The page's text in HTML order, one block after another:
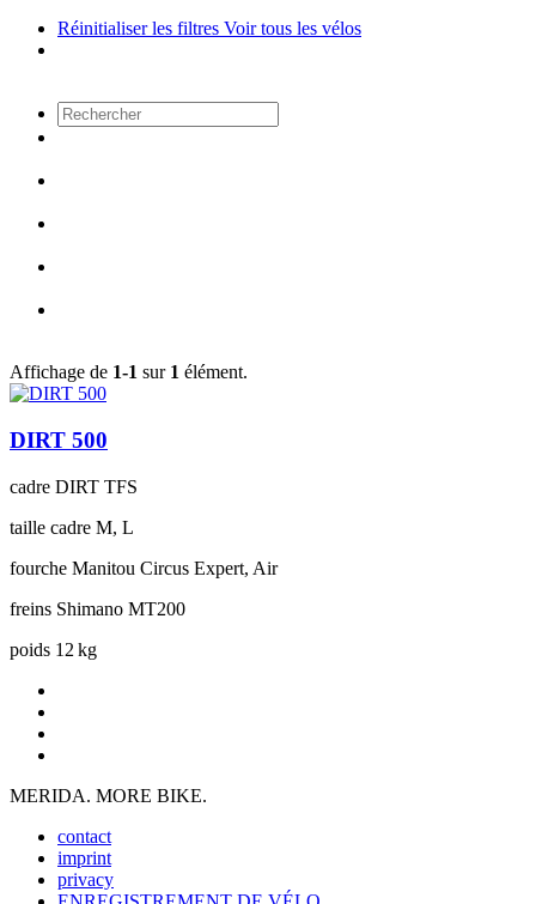
Réinitialiser les filtres Voir tous les vélos
Affichage de 1-1 sur 1 élément.
DIRT 500
cadre DIRT TFS
taille cadre M, L
fourche Manitou Circus Expert, Air
freins Shimano MT200
poids 12 kg
MERIDA. MORE BIKE.
contact
imprint
privacy